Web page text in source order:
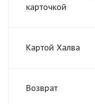
карточкой
Картой Халва
Возврат